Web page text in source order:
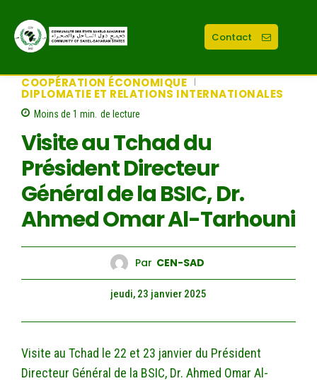
Contact
COOPÉRATION ÉCONOMIQUE
DIPLOMATIE ET RELATIONS INTERNATIONALES
Moins de 1 min. de lecture
Visite au Tchad du
Président Directeur
Général de la BSIC, Dr.
Ahmed Omar Al-Tarhouni
Par CEN-SAD
jeudi, 23 janvier 2025
Visite au Tchad le 22 et 23 janvier du Président
Directeur Général de la BSIC, Dr. Ahmed Omar Al-